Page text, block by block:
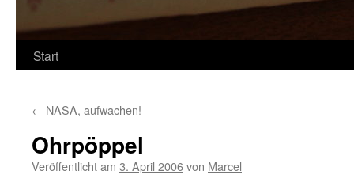
Start
← NASA, aufwachen!
Ohrpöppel
Veröffentlicht am 3. April 2006von Marcel